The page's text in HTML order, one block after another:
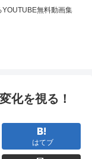
無料動画集
化を視る！
はてブ